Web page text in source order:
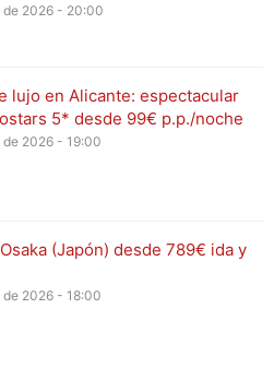
de 2026 - 20:00
lujo en Alicante: espectacular
5* desde 99€ p.p./noche
de 2026 - 19:00
(Japón) desde 789€ ida y
de 2026 - 18:00